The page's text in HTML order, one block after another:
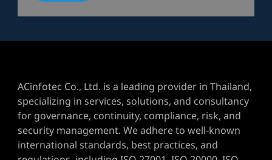
ACinfotec Co., Ltd. is a leading provider in Thailand,
specializing in services, solutions, and consultancy
for governance, continuity, compliance, risk, and
security management. We adhere to well-known
international standards, best practices, and